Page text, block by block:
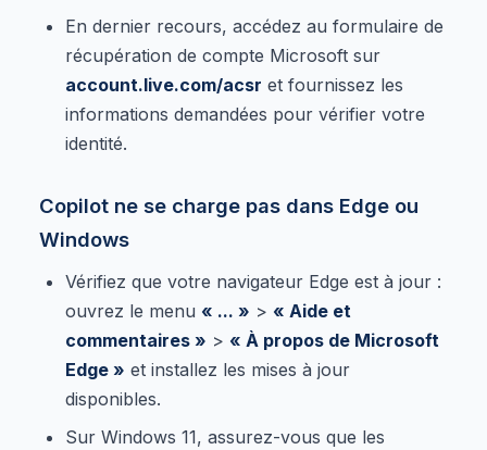
En dernier recours, accédez au formulaire de
récupération de compte Microsoft sur
account.live.com/acsr et fournissez les
informations demandées pour vérifier votre
identité.
Copilot ne se charge pas dans Edge ou
Windows
Vérifiez que votre navigateur Edge est à jour :
ouvrez le menu « ... » > « Aide et
commentaires » > « À propos de Microsoft
Edge » et installez les mises à jour
disponibles.
Sur Windows 11, assurez-vous que les